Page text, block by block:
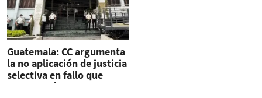
Guatemala: CC argumenta
la no aplicación de justicia
selectiva en fallo que
beneficiaría a corruptos